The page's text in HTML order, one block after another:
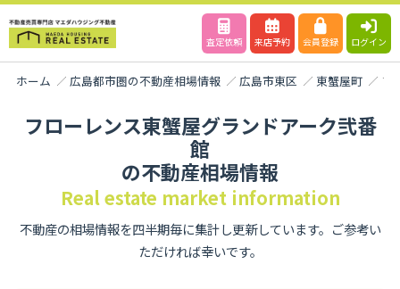
査定依頼 来店予約 会員登録 ログイン
ホーム 広島都市圏の不動産相場情報 広島市東区 東蟹屋町 フ
フローレンス東蟹屋グランドアーク弐番
館
の不動産相場情報
Real estate market information
不動産の相場情報を四半期毎に集計し更新しています。ご参考い
ただければ幸いです。